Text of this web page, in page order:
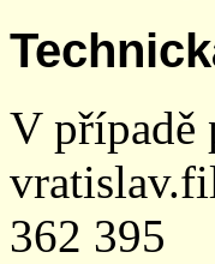
V případě
362 395